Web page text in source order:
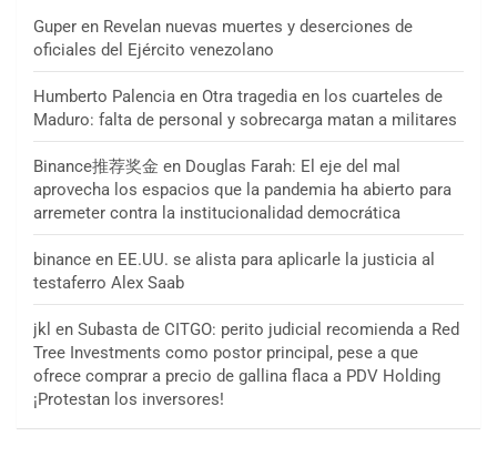
Guper en Revelan nuevas muertes y deserciones de
oficiales del Ejército venezolano
Humberto Palencia en Otra tragedia en los cuarteles de
Maduro: falta de personal y sobrecarga matan a militares
Binance推荐奖金 en Douglas Farah: El eje del mal
aprovecha los espacios que la pandemia ha abierto para
arremeter contra la institucionalidad democrática
binance en EE.UU. se alista para aplicarle la justicia al
testaferro Alex Saab
jkl en Subasta de CITGO: perito judicial recomienda a Red
Tree Investments como postor principal, pese a que
ofrece comprar a precio de gallina flaca a PDV Holding
¡Protestan los inversores!